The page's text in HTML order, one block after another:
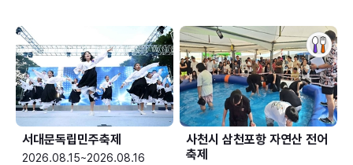
서대문독립민주축제
2026.08.15~2026.08.16
사천시 삼천포항 자연산 전어
축제